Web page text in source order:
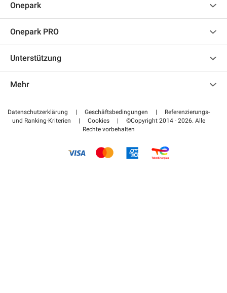
Onepark
Onepark PRO
Werden Sie unser Partner
Auf meinen Partnerbereich zugreifen
Unterstützung
Bezahlen Sie Ihren Parkplatz FLOW
Mehr
Datenschutzerklärung | Geschäftsbedingungen |
Referenzierungs-
und Ranking-Kriterien
| Cookies |
©Copyright 2014 - 2026. Alle
Rechte vorbehalten